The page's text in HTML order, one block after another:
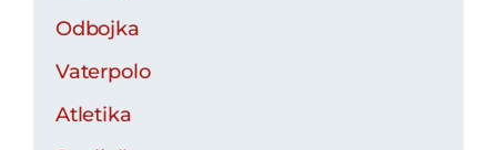
Odbojka
Vaterpolo
Atletika